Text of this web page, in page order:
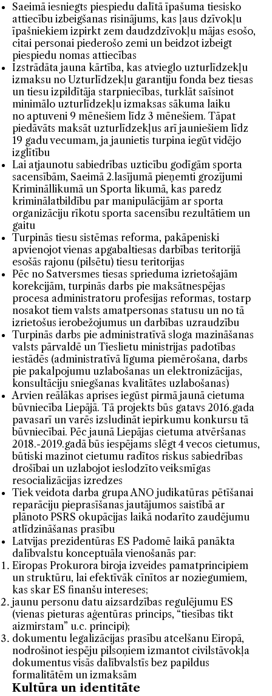
Saeimā iesniegts piespiedu dalītā īpašuma tiesisko
attiecību izbeigšanas risinājums, kas ļaus dzīvokļu
īpašniekiem izpirkt zem daudzdzīvokļu mājas esošo,
citai personai piederošo zemi un beidzot izbeigt
piespiedu nomas attiecības
Izstrādāta jauna kārtība, kas atvieglo uzturlīdzekļu
izmaksu no Uzturlīdzekļu garantiju fonda bez tiesas
un tiesu izpildītāja starpniecības, turklāt saīsinot
minimālo uzturlīdzekļu izmaksas sākuma laiku
no aptuveni 9 mēnešiem līdz 3 mēnešiem. Tāpat
piedāvāts maksāt uzturlīdzekļus arī jauniešiem līdz
19 gadu vecumam, ja jaunietis turpina iegūt vidējo
izglītību
Lai atjaunotu sabiedrības uzticību godīgām sporta
sacensībām, Saeimā 2.lasījumā pieņemti grozījumi
Krimināllikumā un Sporta likumā, kas paredz
kriminālatbildību par manipulācijām ar sporta
organizāciju rīkotu sporta sacensību rezultātiem un
gaitu
Turpinās tiesu sistēmas reforma, pakāpeniski
apvienojot vienas apgabaltiesas darbības teritorijā
esošās rajonu (pilsētu) tiesu teritorijas
Pēc no Satversmes tiesas sprieduma izrietošajām
korekcijām, turpinās darbs pie maksātnespējas
procesa administratoru profesijas reformas, tostarp
nosakot tiem valsts amatpersonas statusu un no tā
izrietošus ierobežojumus un darbības uzraudzību
Turpinās darbs pie administratīvā sloga mazināšanas
valsts pārvaldē un Tieslietu ministrijas padotības
iestādēs (administratīvā līguma piemērošana, darbs
pie pakalpojumu uzlabošanas un elektronizācijas,
konsultāciju sniegšanas kvalitātes uzlabošanas)
Arvien reālākas aprises iegūst pirmā jaunā cietuma
būvniecība Liepājā. Tā projekts būs gatavs 2016.gada
pavasarī un varēs izsludināt iepirkumu konkursu tā
būvniecībai. Pēc jaunā Liepājas cietuma atvēršanas
2018.-2019.gadā būs iespējams slēgt 4 vecos cietumus,
būtiski mazinot cietumu radītos riskus sabiedrības
drošībai un uzlabojot ieslodzīto veiksmīgas
resocializācijas izredzes
Tiek veidota darba grupa ANO judikatūras pētīšanai
reparāciju pieprasīšanas jautājumos saistībā ar
plānoto PSRS okupācijas laikā nodarīto zaudējumu
atlīdzināšanas prasību
Latvijas prezidentūras ES Padomē laikā panākta
dalībvalstu konceptuāla vienošanās par:
Eiropas Prokurora biroja izveides pamatprincipiem
un struktūru, lai efektīvāk cīnītos ar noziegumiem,
kas skar ES finanšu intereses;
jaunu personu datu aizsardzības regulējumu ES
(vienas pieturas aģentūras princips, “tiesības tikt
aizmirstam” u.c. principi);
dokumentu legalizācijas prasību atcelšanu Eiropā,
nodrošinot iespēju pilsoņiem izmantot civilstāvokļa
dokumentus visās dalībvalstīs bez papildus
formalitātēm un izmaksām
Kultūra un identitāte